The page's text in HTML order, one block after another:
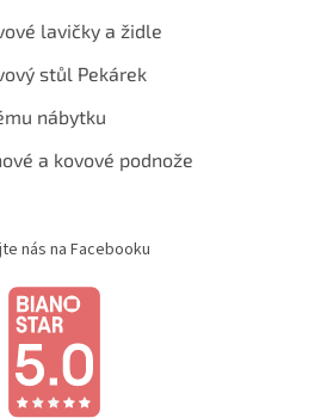
lavičky a židle
stůl Pekárek
nábytku
a kovové podnože
nás na Facebooku